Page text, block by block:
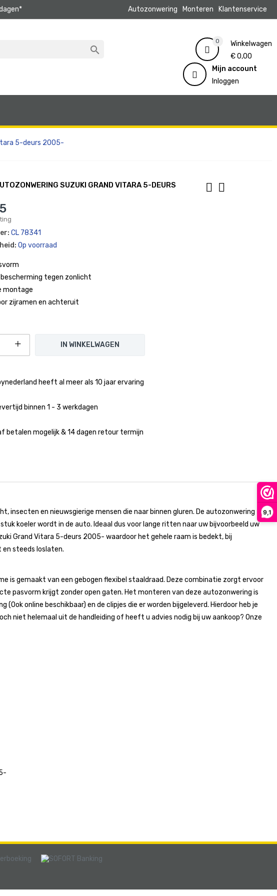
9,1
Autozonwering Monteren Klantenservice

0
Winkelwagen
€ 0,00
Mijn account
Inloggen
5-deurs 2005-
SUZUKI GRAND VITARA 5-DEURS
CL 78341
Op voorraad
tegen zonlicht
montage
zijramen en achteruit
IN WINKELWAGEN
heeft al meer als 10 jaar ervaring
binnen 1 - 3 werkdagen
betalen mogelijk & 14 dagen retour termijn
insecten en nieuwsgierige mensen die naar binnen gluren. De autozonwering
koeler wordt in de auto. Ideaal dus voor lange ritten naar uw bijvoorbeeld uw
Grand Vitara 5-deurs 2005- waardoor het gehele raam is bedekt, bij
steeds loslaten.
is gemaakt van een gebogen flexibel staaldraad. Deze combinatie zorgt ervoor
pasvorm krijgt zonder open gaten. Het monteren van deze autozonwering is
online beschikbaar) en de clipjes die er worden bijgeleverd. Hierdoor heb je
niet helemaal uit de handleiding of heeft u advies nodig bij uw aankoop? Onze